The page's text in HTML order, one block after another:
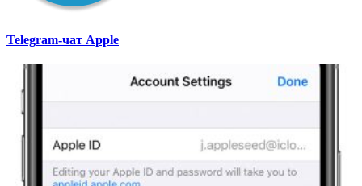
Telegram-чат Apple